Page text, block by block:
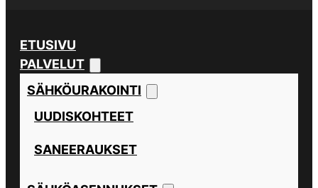
ETUSIVU
PALVELUT
SÄHKÖURAKOINTI
UUDISKOHTEET
SANEERAUKSET